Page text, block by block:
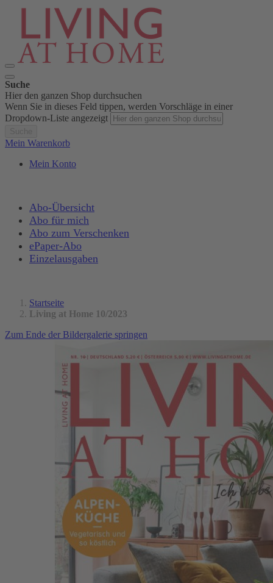
Suche
Hier den ganzen Shop durchsuchen
Wenn Sie in dieses Feld tippen, werden Vorschläge in einer
Dropdown-Liste angezeigt
Mein Warenkorb
Mein Konto
Abo-Übersicht
Abo für mich
Abo zum Verschenken
ePaper-Abo
Einzelausgaben
Startseite
Living at Home 10/2023
Zum Ende der Bildergalerie springen